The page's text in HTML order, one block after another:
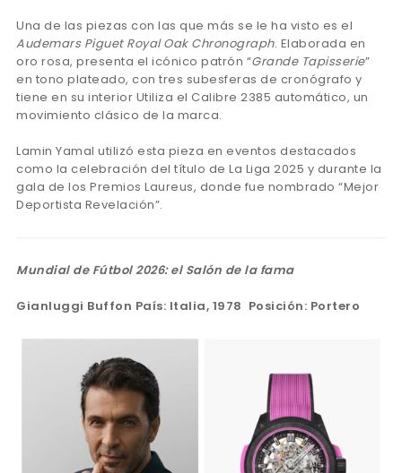
Una de las piezas con las que más se le ha visto es el
Audemars Piguet Royal Oak Chronograph. Elaborada en
oro rosa, presenta el icónico patrón “Grande Tapisserie”
en tono plateado, con tres subesferas de cronógrafo y
tiene en su interior Utiliza el Calibre 2385 automático, un
movimiento clásico de la marca.
Lamin Yamal utilizó esta pieza en eventos destacados
como la celebración del título de La Liga 2025 y durante la
gala de los Premios Laureus, donde fue nombrado “Mejor
Deportista Revelación”.
Mundial de Fútbol 2026: el Salón de la fama
Gianluggi Buffon País: Italia, 1978 Posición: Portero